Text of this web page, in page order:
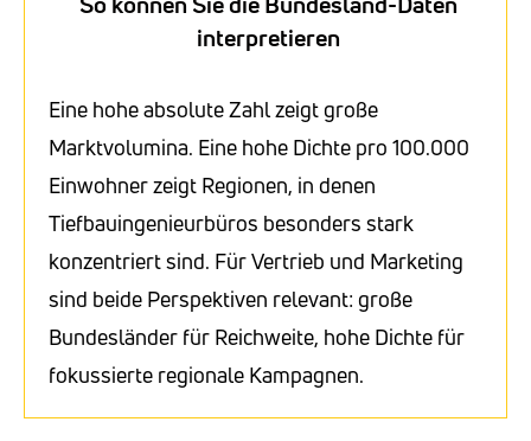
interpretieren
Eine hohe absolute Zahl zeigt große
Marktvolumina. Eine hohe Dichte pro 100.000
Einwohner zeigt Regionen, in denen
Tiefbauingenieurbüros besonders stark
konzentriert sind. Für Vertrieb und Marketing
sind beide Perspektiven relevant: große
Bundesländer für Reichweite, hohe Dichte für
fokussierte regionale Kampagnen.